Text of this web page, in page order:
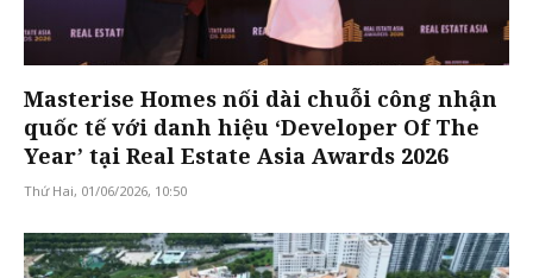
Masterise Homes nối dài chuỗi công nhận
quốc tế với danh hiệu ‘Developer Of The
Year’ tại Real Estate Asia Awards 2026
Thứ Hai, 01/06/2026, 10:50